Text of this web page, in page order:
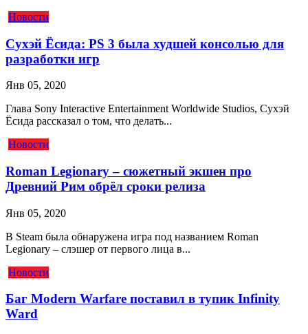
Новости
Сухэй Ёсида: PS 3 была худшей консолью для
разработки игр
Янв 05, 2020
Глава Sony Interactive Entertainment Worldwide Studios, Сухэй
Ёсида рассказал о том, что делать...
Новости
Roman Legionary – сюжетный экшен про
Древний Рим обрёл сроки релиза
Янв 05, 2020
В Steam была обнаружена игра под названием Roman
Legionary – слэшер от первого лица в...
Новости
Баг Modern Warfare поставил в тупик Infinity
Ward